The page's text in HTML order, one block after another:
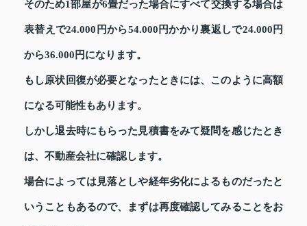
そのため1部屋が6畳だった場合にすべて交換する場合は
表替えで24.000円から54.000円かかり裏返しで24.000円
から36.000円になります。
もし原状回復が必要となったときには、このように高額
になる可能性もあります。
しかし退去時にもらった見積書をみて疑問を感じたとき
は、不動産会社に確認します。
場合によっては見落としや経年劣化によるものだったと
いうこともあるので、まずは再度確認してみることをお